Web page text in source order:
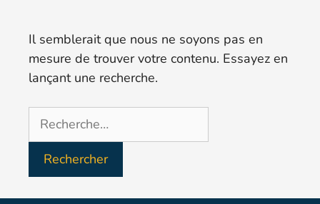
Il semblerait que nous ne soyons pas en
mesure de trouver votre contenu. Essayez en
lançant une recherche.